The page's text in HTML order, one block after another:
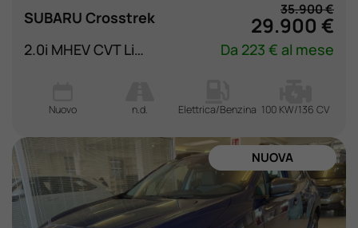
SUBARU Crosstrek 35.900 €
29.900 €
2.0i MHEV CVT Lineartr. Style Da 223 € al mese
Nuovo n.d. Elettrica/Benzina 100 KW/136 CV
NUOVA